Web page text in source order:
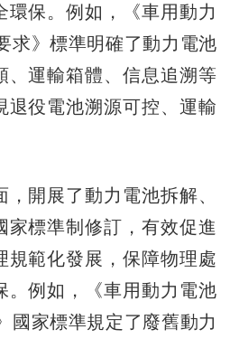
環保。例如，《車用動力
求》標準明確了動力電池
、運輸箱體、信息追溯等
退役電池溯源可控、運輸
開展了動力電池拆解、
家標準制修訂，有效促進
規範化發展，保障物理處
。例如，《車用動力電池
國家標準規定了廢舊動力